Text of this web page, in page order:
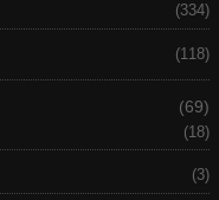
(334)
(118)
(69)
(18)
(3)